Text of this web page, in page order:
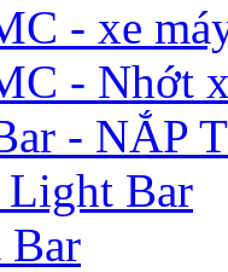
- xe
- Nhớt
- NẮP
Light Bar